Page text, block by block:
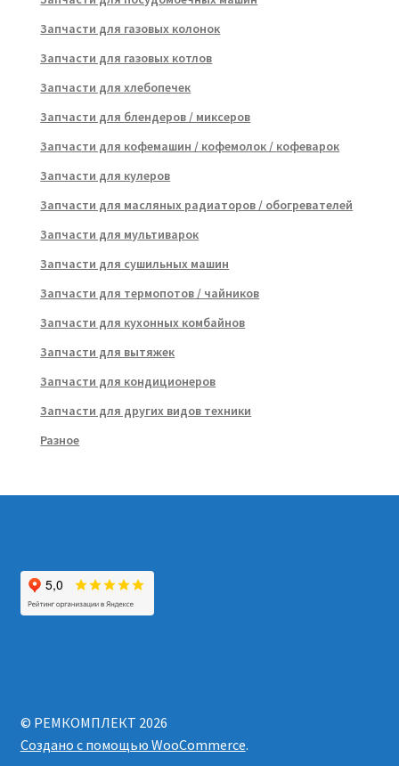
Запчасти для газовых колонок
Запчасти для газовых котлов
Запчасти для хлебопечек
Запчасти для блендеров / миксеров
Запчасти для кофемашин / кофемолок / кофеварок
Запчасти для кулеров
Запчасти для масляных радиаторов / обогревателей
Запчасти для мультиварок
Запчасти для сушильных машин
Запчасти для термопотов / чайников
Запчасти для кухонных комбайнов
Запчасти для вытяжек
Запчасти для кондиционеров
Запчасти для других видов техники
Разное
© РЕМКОМПЛЕКТ 2026
Создано с помощью WooCommerce.